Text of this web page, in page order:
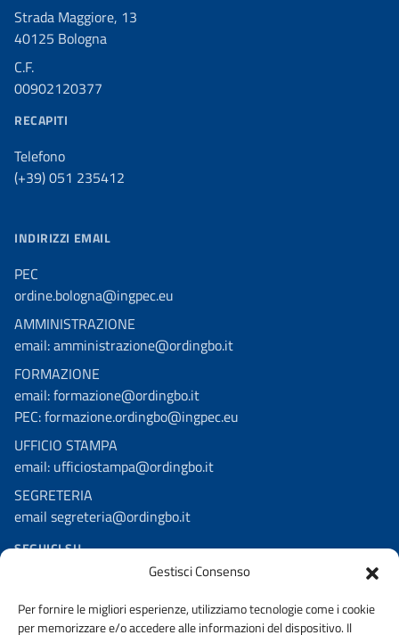
Gestisci Consenso
Per fornire le migliori esperienze, utilizziamo tecnologie come i cookie
per memorizzare e/o accedere alle informazioni del dispositivo. Il
Strada Maggiore, 13
40125 Bologna
C.F.
00902120377
RECAPITI
Telefono
(+39) 051 235412
INDIRIZZI EMAIL
PEC
ordine.bologna@ingpec.eu
AMMINISTRAZIONE
email: amministrazione@ordingbo.it
FORMAZIONE
email: formazione@ordingbo.it
PEC: formazione.ordingbo@ingpec.eu
UFFICIO STAMPA
email: ufficiostampa@ordingbo.it
SEGRETERIA
email segreteria@ordingbo.it
SEGUICI SU
Linkedin